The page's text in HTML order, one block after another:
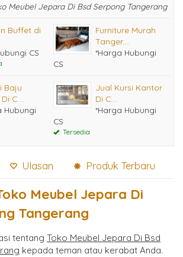
Meubel Jepara Di Bsd Serpong Tangerang
Buffet di
CS
Furniture Murah
Tanger....
*Harga Hubungi
CS
Baju
C....
Hubungi
Jual Kursi Kantor
Di C....
*Harga Hubungi
CS
Tersedia
Ulasan Produk Terbaru
Meubel Jepara Di
Tangerang
tentang Toko Meubel Jepara Di Bsd
kepada teman atau kerabat Anda.